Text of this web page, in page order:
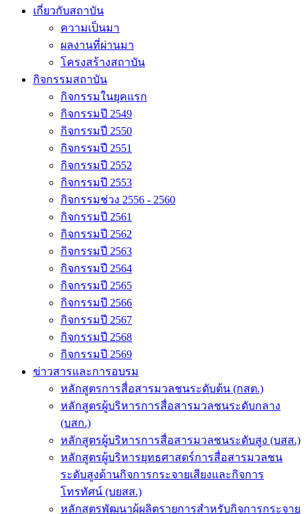
เกี่ยวกับสถาบัน
ความเป็นมา
ผลงานที่ผ่านมา
โครงสร้างสถาบัน
กิจกรรมสถาบัน
กิจกรรมในยุคแรก
กิจกรรมปี 2549
กิจกรรมปี 2550
กิจกรรมปี 2551
กิจกรรมปี 2552
กิจกรรมปี 2553
กิจกรรมช่วง 2556 - 2560
กิจกรรมปี 2561
กิจกรรมปี 2562
กิจกรรมปี 2563
กิจกรรมปี 2564
กิจกรรมปี 2565
กิจกรรมปี 2566
กิจกรรมปี 2567
กิจกรรมปี 2568
กิจกรรมปี 2569
ข่าวสารและการอบรม
หลักสูตรการสื่อสารมวลชนระดับต้น (กสต.)
หลักสูตรผู้บริหารการสื่อสารมวลชนระดับกลาง
(บสก.)
หลักสูตรผู้บริหารการสื่อสารมวลชนระดับสูง (บสส.)
หลักสูตรผู้บริหารยุทธศาสตร์การสื่อสารมวลชน
ระดับสูงด้านกิจการกระจายเสียงและกิจการ
โทรทัศน์ (บยสส.)
หลักสูตรพัฒนาผู้ผลิตรายการสำหรับกิจการกระจาย